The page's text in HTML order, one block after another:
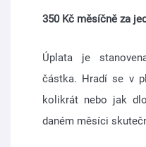
350 Kč měsíčně za
Úplata je
částka. Hradí se v
kolikrát nebo jak
daném měsíci